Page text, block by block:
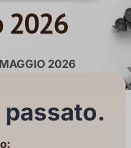
2026
2026